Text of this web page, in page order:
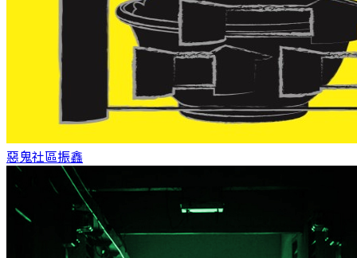
惡鬼社區振鑫